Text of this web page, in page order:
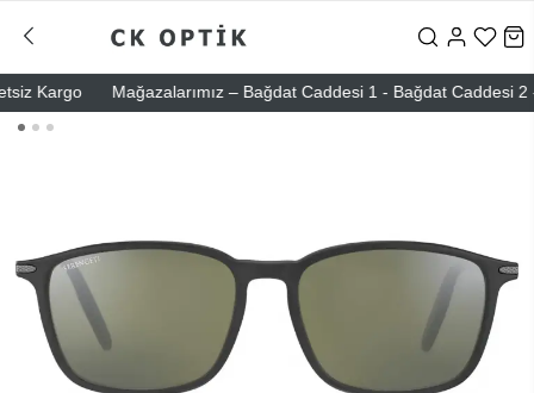
Kargo Mağazalarımız – Bağdat Caddesi 1 - Bağdat Caddesi 2 -